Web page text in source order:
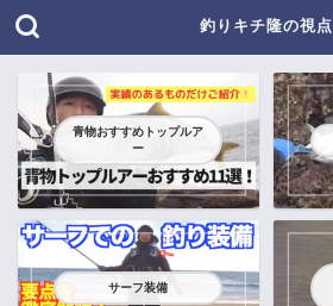
釣りキチ隆の視点
青物おすすめトップルア
ー
サーフ装備